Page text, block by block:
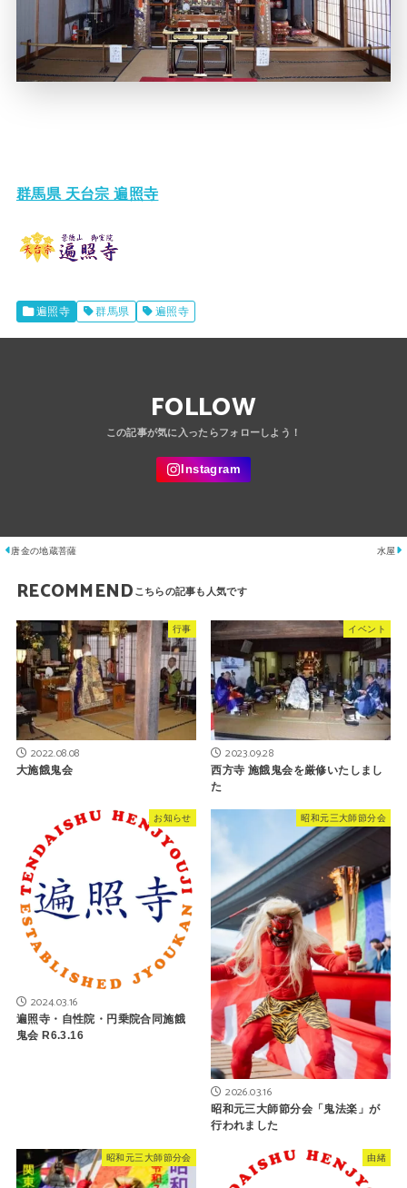
群馬県 天台宗 遍照寺
遍照寺 群馬県 遍照寺
FOLLOW
唐金の地蔵菩薩 水屋
RECOMMEND
行事
2022.08.08
大施餓鬼会
イベント
2023.09.28
西方寺 施餓鬼会を厳修いたしまし
た
お知らせ
2024.03.16
遍照寺・自性院・円乗院合同施餓
鬼会 R6.3.16
昭和元三大師節分会
2026.03.16
昭和元三大師節分会「鬼法楽」が
行われました
昭和元三大師節分会 由緒